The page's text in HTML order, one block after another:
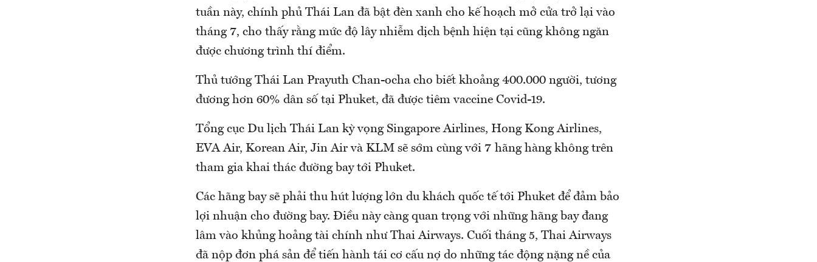
tuần này, chính phủ Thái Lan đã bật đèn xanh cho kế hoạch mở cửa trở lại vào
tháng 7, cho thấy rằng mức độ lây nhiễm dịch bệnh hiện tại cũng không ngăn
được chương trình thí điểm.
Thủ tướng Thái Lan Prayuth Chan-ocha cho biết khoảng 400.000 người, tương
đương hơn 60% dân số tại Phuket, đã được tiêm vaccine Covid-19.
Tổng cục Du lịch Thái Lan kỳ vọng Singapore Airlines, Hong Kong Airlines,
EVA Air, Korean Air, Jin Air và KLM sẽ sớm cùng với 7 hãng hàng không trên
tham gia khai thác đường bay tới Phuket.
Các hãng bay sẽ phải thu hút lượng lớn du khách quốc tế tới Phuket để đảm bảo
lợi nhuận cho đường bay. Điều này càng quan trọng với những hãng bay đang
lâm vào khủng hoảng tài chính như Thai Airways. Cuối tháng 5, Thai Airways
đã nộp đơn phá sản để tiến hành tái cơ cấu nợ do những tác động nặng nề của